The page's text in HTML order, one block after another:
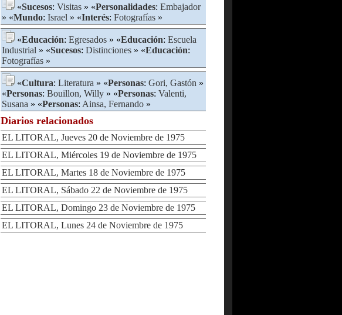
«Sucesos: Visitas » «Personalidades: Embajador
» «Mundo: Israel » «Interés: Fotografías »
«Educación: Egresados » «Educación: Escuela
Industrial » «Sucesos: Distinciones » «Educación:
Fotografías »
«Cultura: Literatura » «Personas: Gori, Gastón »
«Personas: Bouillon, Willy » «Personas: Valenti,
Susana » «Personas: Ainsa, Fernando »
Diarios relacionados
EL LITORAL, Jueves 20 de Noviembre de 1975
EL LITORAL, Miércoles 19 de Noviembre de 1975
EL LITORAL, Martes 18 de Noviembre de 1975
EL LITORAL, Sábado 22 de Noviembre de 1975
EL LITORAL, Domingo 23 de Noviembre de 1975
EL LITORAL, Lunes 24 de Noviembre de 1975